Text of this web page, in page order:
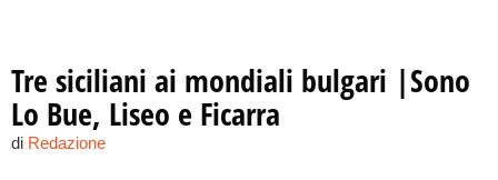
Tre siciliani ai mondiali bulgari |Sono
Lo Bue, Liseo e Ficarra
di Redazione